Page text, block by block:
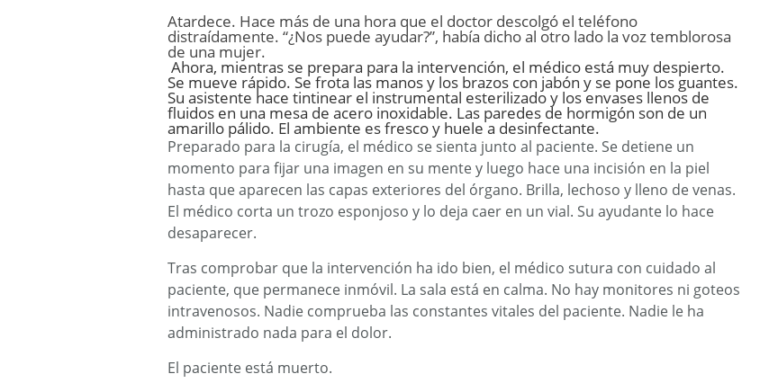
Atardece. Hace más de una hora que el doctor descolgó el teléfono
distraídamente. “¿Nos puede ayudar?”, había dicho al otro lado la voz temblorosa
de una mujer.
Ahora, mientras se prepara para la intervención, el médico está muy despierto.
Se mueve rápido. Se frota las manos y los brazos con jabón y se pone los guantes.
Su asistente hace tintinear el instrumental esterilizado y los envases llenos de
fluidos en una mesa de acero inoxidable. Las paredes de hormigón son de un
amarillo pálido. El ambiente es fresco y huele a desinfectante.
Preparado para la cirugía, el médico se sienta junto al paciente. Se detiene un
momento para fijar una imagen en su mente y luego hace una incisión en la piel
hasta que aparecen las capas exteriores del órgano. Brilla, lechoso y lleno de venas.
El médico corta un trozo esponjoso y lo deja caer en un vial. Su ayudante lo hace
desaparecer.
Tras comprobar que la intervención ha ido bien, el médico sutura con cuidado al
paciente, que permanece inmóvil. La sala está en calma. No hay monitores ni goteos
intravenosos. Nadie comprueba las constantes vitales del paciente. Nadie le ha
administrado nada para el dolor.
El paciente está muerto.